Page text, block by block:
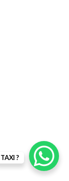
TAXI ?